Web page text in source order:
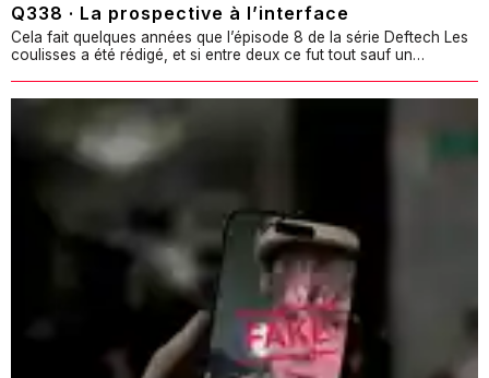
Q338 · La prospective à l’interface
Cela fait quelques années que l’épisode 8 de la série Deftech Les
coulisses a été rédigé, et si entre deux ce fut tout sauf un…